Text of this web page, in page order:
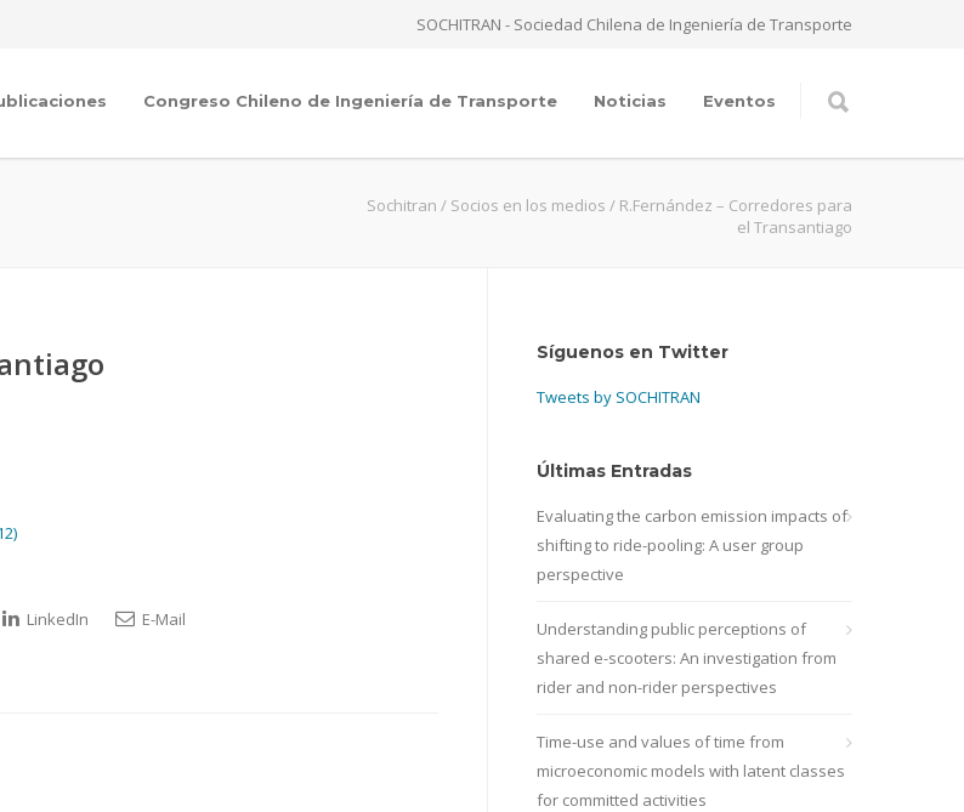
SOCHITRAN - Sociedad Chilena de Ingeniería de Transporte
Congreso Chileno de Ingeniería de Transporte Noticias Eventos
Sochitran / Socios en los medios / R.Fernández – Corredores para
el Transantiago
LinkedIn E-Mail
Síguenos en Twitter
Tweets by SOCHITRAN
Últimas Entradas
Evaluating the carbon emission impacts of
shifting to ride-pooling: A user group
perspective
Understanding public perceptions of
shared e-scooters: An investigation from
rider and non-rider perspectives
Time-use and values of time from
microeconomic models with latent classes
for committed activities